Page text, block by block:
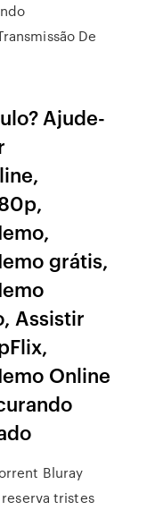
De
Ajude-
grátis,
Assistir
Online
Bluray
tristes